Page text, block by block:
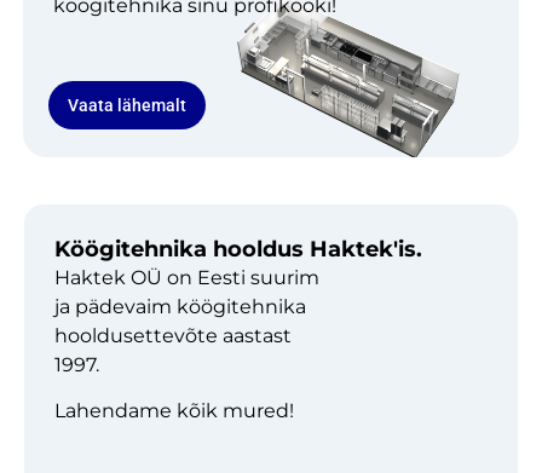
köögitehnika sinu profikööki!
Vaata lähemalt
Köögitehnika hooldus Haktek'is.
Haktek OÜ on Eesti suurim
ja pädevaim köögitehnika
hooldusettevõte aastast
1997.
Lahendame kõik mured!